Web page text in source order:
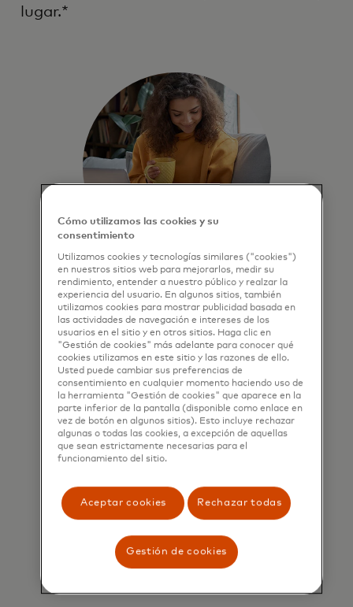
lugar.*
Seguro
Un punto privado de conectividad te
da acceso a la red Mastercard.
Cómo utilizamos las cookies y su
consentimiento
Utilizamos cookies y tecnologías similares ("cookies")
en nuestros sitios web para mejorarlos, medir su
rendimiento, entender a nuestro público y realzar la
experiencia del usuario. En algunos sitios, también
utilizamos cookies para mostrar publicidad basada en
las actividades de navegación e intereses de los
usuarios en el sitio y en otros sitios. Haga clic en
"Gestión de cookies" más adelante para conocer qué
cookies utilizamos en este sitio y las razones de ello.
Usted puede cambiar sus preferencias de
consentimiento en cualquier momento haciendo uso de
la herramienta "Gestión de cookies" que aparece en la
parte inferior de la pantalla (disponible como enlace en
vez de botón en algunos sitios). Esto incluye rechazar
algunas o todas las cookies, a excepción de aquellas
que sean estrictamente necesarias para el
funcionamiento del sitio.
Aceptar cookies Rechazar todas
Gestión de cookies